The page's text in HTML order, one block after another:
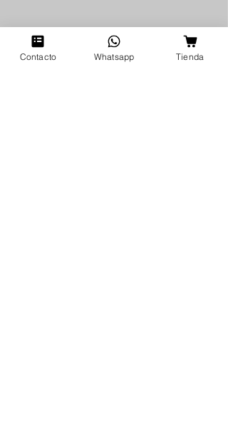
absorción.
Contacto Whatsapp Tienda